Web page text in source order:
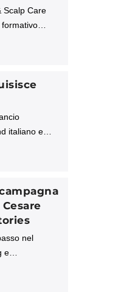
Scalp Care
i
e tecnologie
cute e
italiano e
“Sistema
di
nel
e